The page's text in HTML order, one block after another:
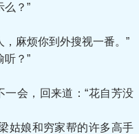
？”
麻烦你到外搜视一番。”
？”
会，回来道：“花自芳没
娘和穷家帮的许多高手